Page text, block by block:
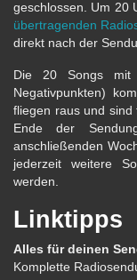
geschlossen. Um 20
übertragenden
direkt nach der
Die 20 Songs mit
Negativpunkten)
fliegen raus und
Ende der
anschließenden
jederzeit weitere
werden.
Linktipps
Alles für deinen
Komplette